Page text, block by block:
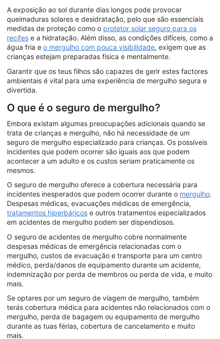
A exposição ao sol durante dias longos pode provocar
queimaduras solares e desidratação, pelo que são essenciais
medidas de proteção como o protetor solar seguro para os
recifes e a hidratação. Além disso, as condições difíceis, como a
água fria e o mergulho com pouca visibilidade, exigem que as
crianças estejam preparadas física e mentalmente.
Garantir que os teus filhos são capazes de gerir estes factores
ambientais é vital para uma experiência de mergulho segura e
divertida.
O que é o seguro de mergulho?
Embora existam algumas preocupações adicionais quando se
trata de crianças e mergulho, não há necessidade de um
seguro de mergulho especializado para crianças. Os possíveis
incidentes que podem ocorrer são iguais aos que podem
acontecer a um adulto e os custos seriam praticamente os
mesmos.
O seguro de mergulho oferece a cobertura necessária para
incidentes inesperados que podem ocorrer durante o mergulho.
Despesas médicas, evacuações médicas de emergência,
tratamentos hiperbáricos e outros tratamentos especializados
em acidentes de mergulho podem ser dispendiosos.
O seguro de acidentes de mergulho cobre normalmente
despesas médicas de emergência relacionadas com o
mergulho, custos de evacuação e transporte para um centro
médico, perda/danos de equipamento durante um acidente,
indemnização por perda de membros ou perda de vida, e muito
mais.
Se optares por um seguro de viagem de mergulho, também
terás cobertura médica para acidentes não relacionados com o
mergulho, perda de bagagem ou equipamento de mergulho
durante as tuas férias, cobertura de cancelamento e muito
mais.